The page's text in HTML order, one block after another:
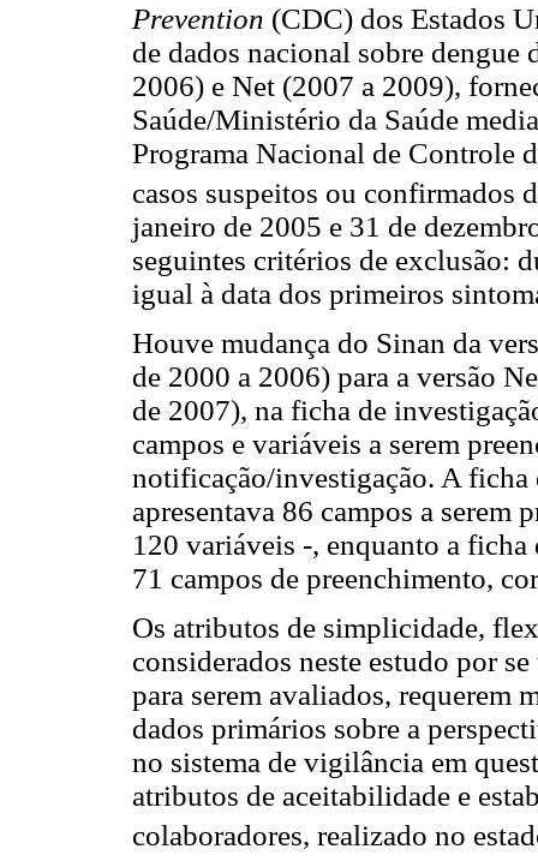
Prevention (CDC) dos Estados
de dados nacional sobre
2006) e Net (2007 a 2009),
Saúde/Ministério da Saúde
Programa Nacional de Controle
casos suspeitos ou confirmados
janeiro de 2005 e 31 de
seguintes critérios de exclusão:
igual à data dos primeiros
Houve mudança do Sinan da
de 2000 a 2006) para a versão
de 2007), na ficha de
campos e variáveis a serem
notificação/investigação. A
apresentava 86 campos a serem
120 variáveis -, enquanto a
71 campos de preenchimento,
Os atributos de simplicidade,
considerados neste estudo por
para serem avaliados, requerem
dados primários sobre a
no sistema de vigilância em
atributos de aceitabilidade e
colaboradores, realizado no